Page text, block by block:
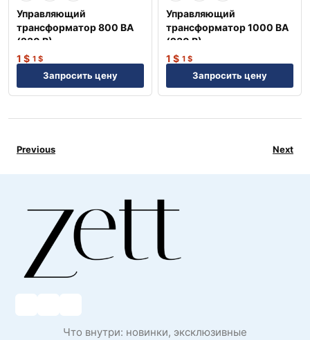
Управляющий
трансформатор 800 ВА
(230 В) —
Профессиональное
оборудование NEP
1 $ 1 $
Запросить цену
Управляющий
трансформатор 1000 ВА
(230 В) —
Профессиональное
оборудование NEP
1 $ 1 $
Запросить цену
Previous Next
Что внутри: новинки, эксклюзивные